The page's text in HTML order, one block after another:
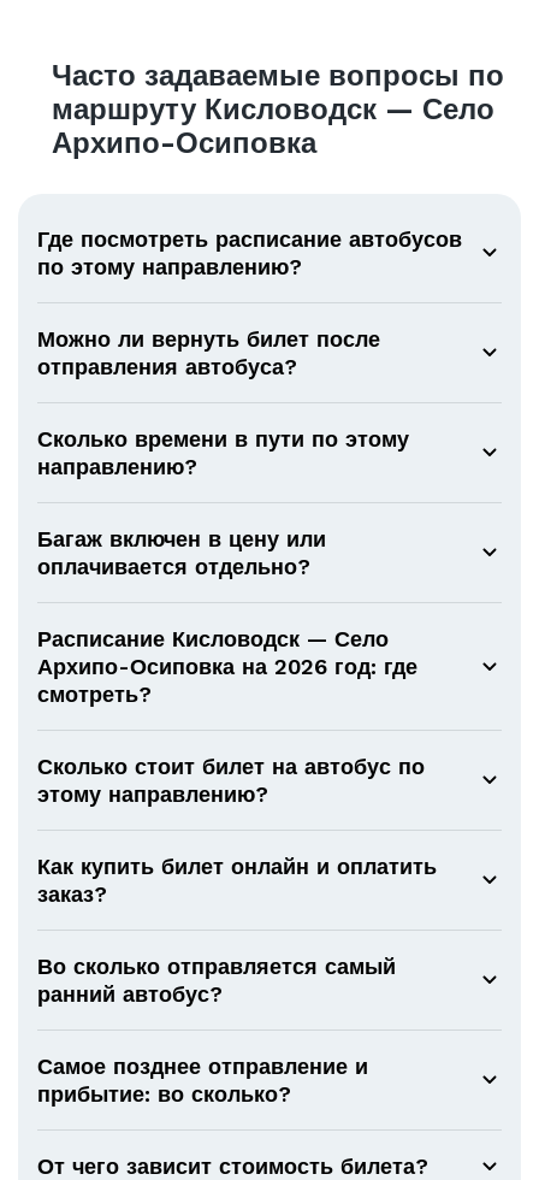
Часто задаваемые вопросы по
маршруту Кисловодск — Село
Архипо-Осиповка
Где посмотреть расписание автобусов
по этому направлению?
Можно ли вернуть билет после
отправления автобуса?
Сколько времени в пути по этому
направлению?
Багаж включен в цену или
оплачивается отдельно?
Расписание Кисловодск — Село
Архипо-Осиповка на 2026 год: где
смотреть?
Сколько стоит билет на автобус по
этому направлению?
Как купить билет онлайн и оплатить
заказ?
Во сколько отправляется самый
ранний автобус?
Самое позднее отправление и
прибытие: во сколько?
От чего зависит стоимость билета?